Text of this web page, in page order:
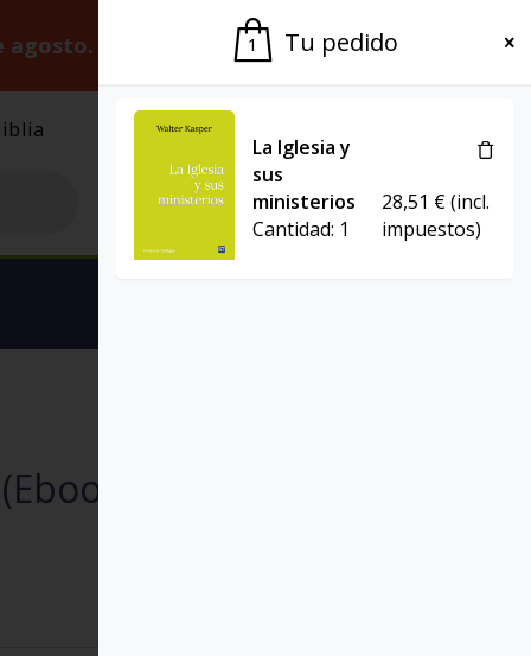
agosto. Gracias por la paciencia.
1 Tu pedido
La Iglesia y
sus
ministerios
Cantidad: 1
28,51 €(incl.
impuestos)